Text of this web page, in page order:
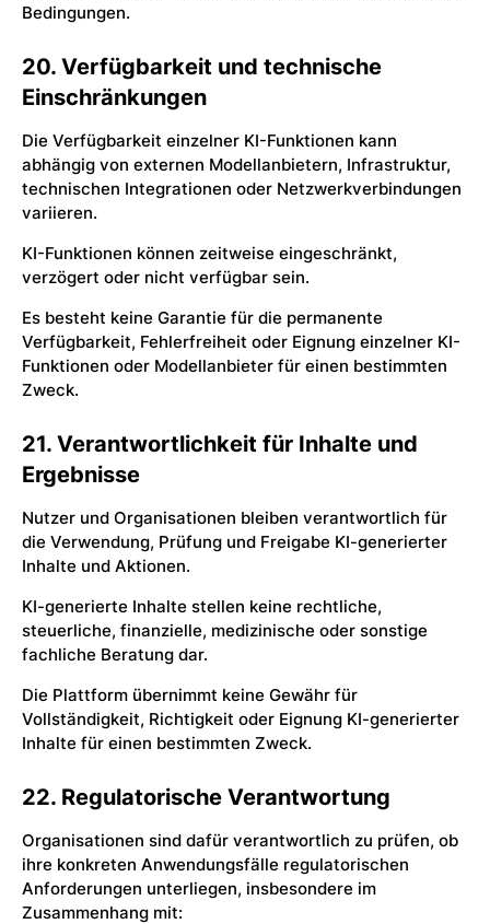
Bedingungen.
20. Verfügbarkeit und technische
Einschränkungen
Die Verfügbarkeit einzelner KI-Funktionen kann
abhängig von externen Modellanbietern, Infrastruktur,
technischen Integrationen oder Netzwerkverbindungen
variieren.
KI-Funktionen können zeitweise eingeschränkt,
verzögert oder nicht verfügbar sein.
Es besteht keine Garantie für die permanente
Verfügbarkeit, Fehlerfreiheit oder Eignung einzelner KI-
Funktionen oder Modellanbieter für einen bestimmten
Zweck.
21. Verantwortlichkeit für Inhalte und
Ergebnisse
Nutzer und Organisationen bleiben verantwortlich für
die Verwendung, Prüfung und Freigabe KI-generierter
Inhalte und Aktionen.
KI-generierte Inhalte stellen keine rechtliche,
steuerliche, finanzielle, medizinische oder sonstige
fachliche Beratung dar.
Die Plattform übernimmt keine Gewähr für
Vollständigkeit, Richtigkeit oder Eignung KI-generierter
Inhalte für einen bestimmten Zweck.
22. Regulatorische Verantwortung
Organisationen sind dafür verantwortlich zu prüfen, ob
ihre konkreten Anwendungsfälle regulatorischen
Anforderungen unterliegen, insbesondere im
Zusammenhang mit: